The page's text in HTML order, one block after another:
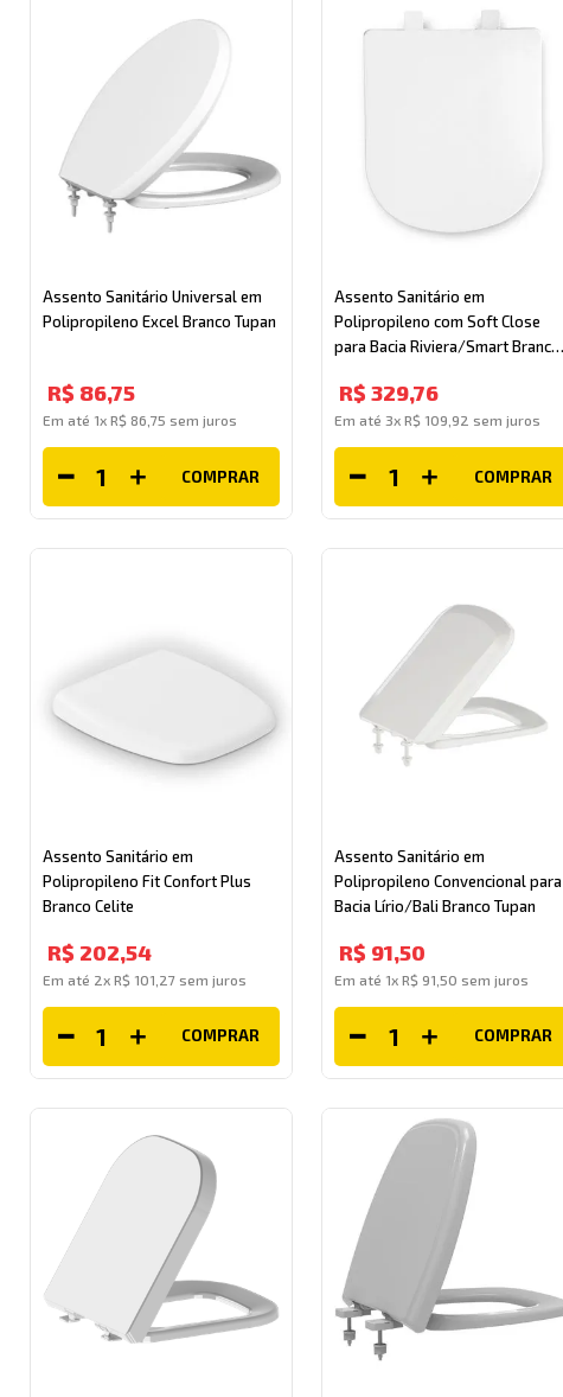
Assento Sanitário Universal em
Polipropileno Excel Branco Tupan
R$ 86,75
Em até 1x R$ 86 75 sem juros
COMPRAR
Assento Sanitário em
Polipropileno com Soft Close
para Bacia Riviera/Smart Branco
R$ 329,76
Em até 3xR$ 109 92 sem juros
COMPRAR
Assento Sanitário em
Polipropileno Fit Confort Plus
Branco Celite
R$ 202,54
Em até 2x R$ 101 27sem juros
COMPRAR
Assento Sanitário em
Polipropileno Convencional para
Bacia Lírio/Bali Branco Tupan
R$ 91,50
Em até 1xR$ 91 ,50 sem juros
COMPRAR